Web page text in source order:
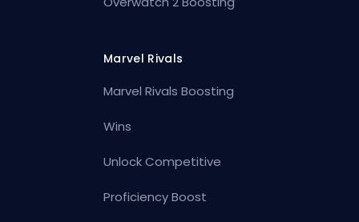
Marvel Rivals
Marvel Rivals Boosting
Wins
Unlock Competitive
Proficiency Boost